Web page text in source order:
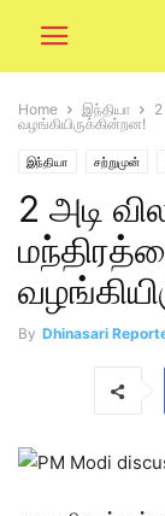
Home இந்தியா
வழங்கியிருக்கின்றன!
இந்தியா சற்றுமுன்
2 அடி
By Dhinasari